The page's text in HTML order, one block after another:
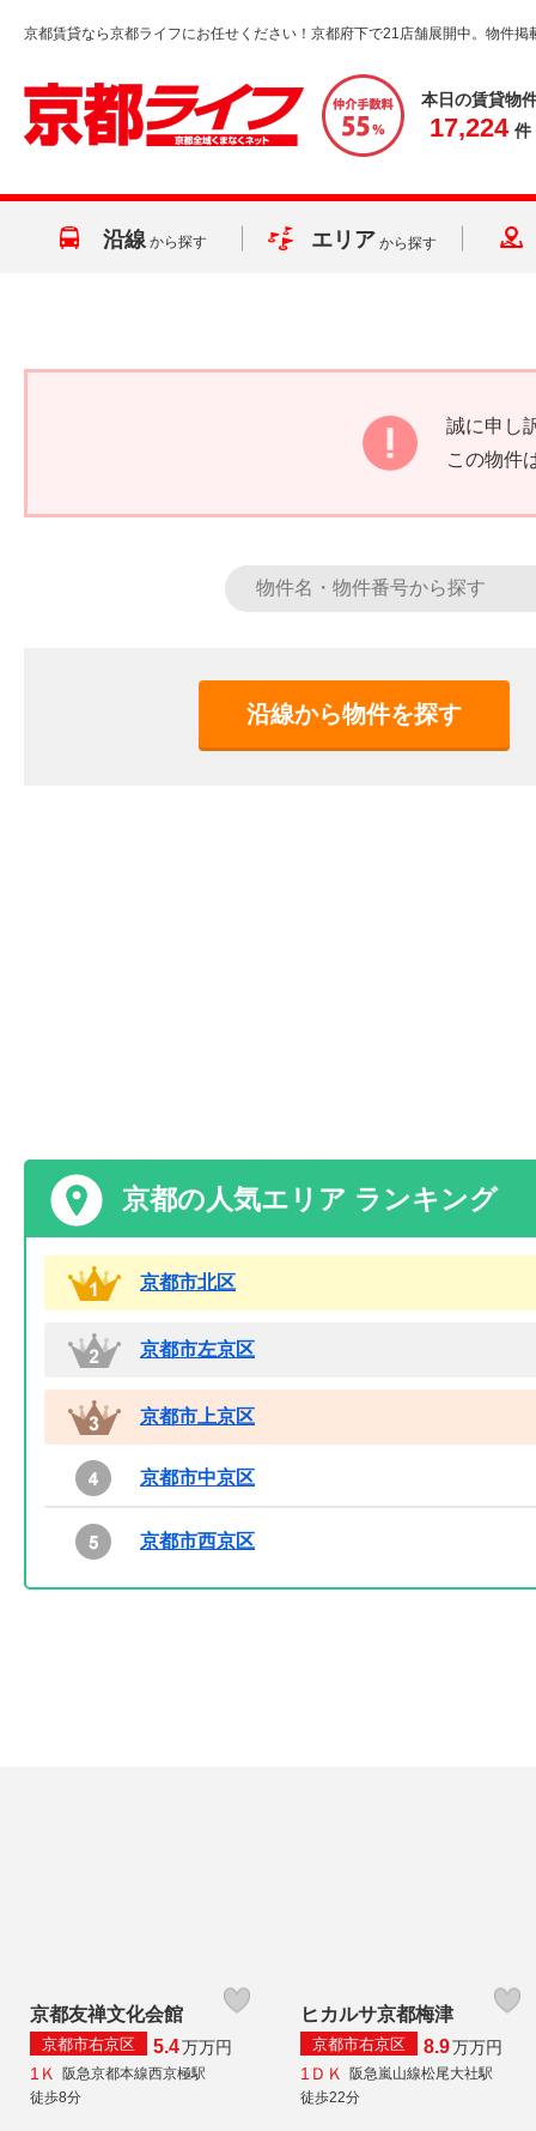
京都賃貸なら京都ライフにお任せください！京都府下で21店舗展開中。物件掲
本日の賃貸物
17,224 件
沿線 から探す エリア から探す
誠に申し
この物件
沿線から物件を探す
京都の人気エリア ランキング
京都市北区
京都市左京区
京都市上京区
京都市中京区
京都市西京区
京都友禅文化会館
京都市右京区 5.4万万円
1Ｋ
阪急京都本線西京極駅
徒歩8分
ヒカルサ京都梅津
京都市右京区 8.9万万円
1ＤＫ
阪急嵐山線松尾大社駅
徒歩22分